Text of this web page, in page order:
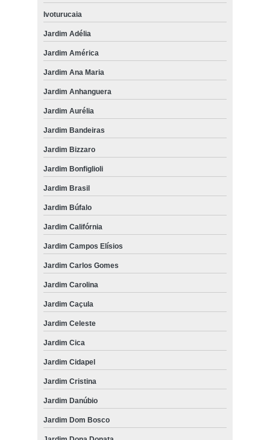
Ivoturucaia
Jardim Adélia
Jardim América
Jardim Ana Maria
Jardim Anhanguera
Jardim Aurélia
Jardim Bandeiras
Jardim Bizzaro
Jardim Bonfiglioli
Jardim Brasil
Jardim Búfalo
Jardim Califórnia
Jardim Campos Elísios
Jardim Carlos Gomes
Jardim Carolina
Jardim Caçula
Jardim Celeste
Jardim Cica
Jardim Cidapel
Jardim Cristina
Jardim Danúbio
Jardim Dom Bosco